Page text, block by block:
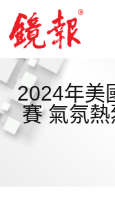
2024年美
賽 氣氛